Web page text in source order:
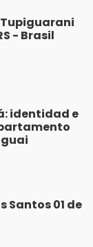
- Brasil
identidad e
Santos 01 de